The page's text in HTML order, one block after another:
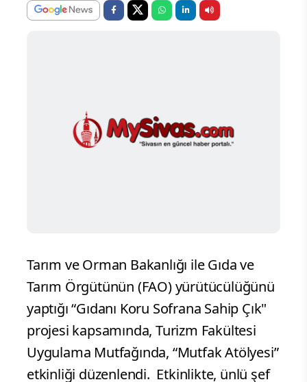
Tarım ve Orman Bakanlığı ile Gıda ve
Tarım Örgütünün (FAO) yürütücülüğünü
yaptığı “Gıdanı Koru Sofrana Sahip Çık"
projesi kapsamında, Turizm Fakültesi
Uygulama Mutfağında, “Mutfak Atölyesi”
etkinliği düzenlendi. Etkinlikte, ünlü şef